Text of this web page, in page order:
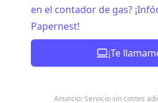
en el contador de gas?
Papernest!
¡Te
Anuncio: Servicio sin costes